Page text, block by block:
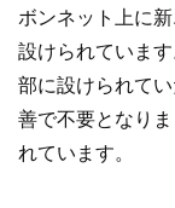
ボンネット上に
設けられていま
部に設けられて
善で不要となり
れています。